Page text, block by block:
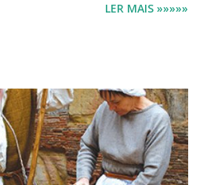
procurei ordenar o que é por
: surgem as primeiras
se fogo. As comunidades são
local em local conforme as
da diversidade e qualidade dos
LER MAIS »»»»»